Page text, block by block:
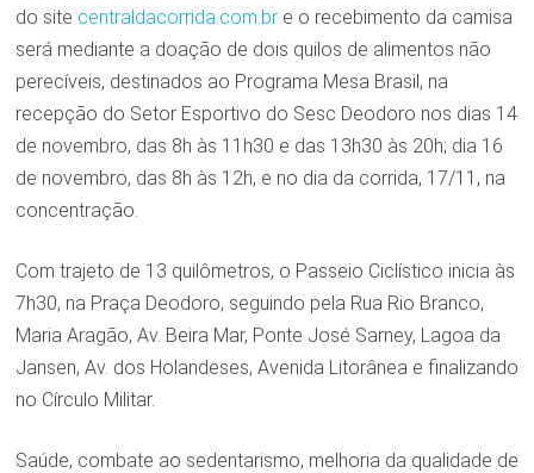
do site centraldacorrida.com.bre o recebimento da camisa
será mediante a doação de dois quilos de alimentos não
perecíveis, destinados ao Programa Mesa Brasil, na
recepção do Setor Esportivo do Sesc Deodoro nos dias 14
de novembro, das 8h às 11h30 e das 13h30 às 20h; dia 16
de novembro, das 8h às 12h, e no dia da corrida, 17/11, na
concentração.
Com trajeto de 13 quilômetros, o Passeio Ciclístico inicia às
7h30, na Praça Deodoro, seguindo pela Rua Rio Branco,
Maria Aragão, Av. Beira Mar, Ponte José Sarney, Lagoa da
Jansen, Av. dos Holandeses, Avenida Litorânea e finalizando
no Círculo Militar.
Saúde, combate ao sedentarismo, melhoria da qualidade de